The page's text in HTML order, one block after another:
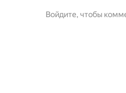
Войдите, чтобы